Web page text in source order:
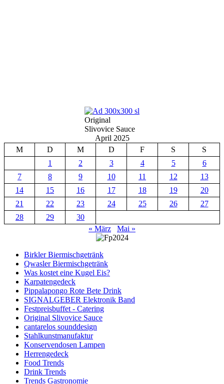
Original
Slivovice Sauce
April 2025
M
D M D F S
S
1
2 3 4 5
6
7
8 9 10 11 12
13
14
15 16 17 18 19
20
21
22 23 24 25 26
27
28
29
30
« März
Mai »
Birkler Biermischgetränk
Qwasler Biermischgetränk
Was kostet eine Kugel Eis?
Karpatengedeck
Pippalapongo Rote Bete Drink
SIGNALGEBER Elektronik Band
Festpreisbuffet - Catering
Original Slivovice Sauce
cantarelos sounddesign
Stahlkunstmanufaktur
Konservendosen Lampen
Herrengedeck
Food Trends
Drink Trends
Trends Gastronomie